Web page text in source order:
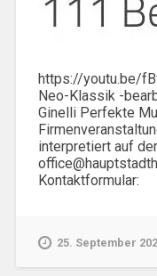
https://youtu.be/
Neo-Klassik -
Ginelli Perfekte
interpretiert auf
Kontaktformular:
25. September